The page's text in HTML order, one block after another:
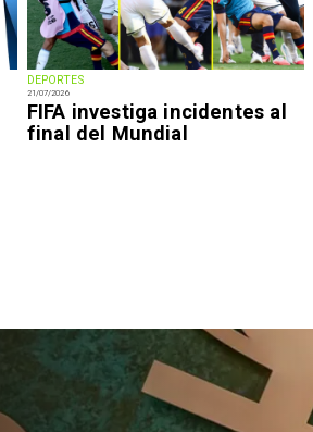
DEPORTES
21/07/2026
FIFA investiga incidentes al
final del Mundial